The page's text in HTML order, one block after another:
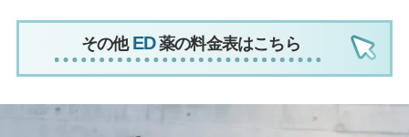
その他 薬の料金表はこちら